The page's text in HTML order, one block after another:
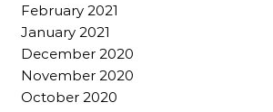
February 2021
January 2021
December 2020
November 2020
October 2020